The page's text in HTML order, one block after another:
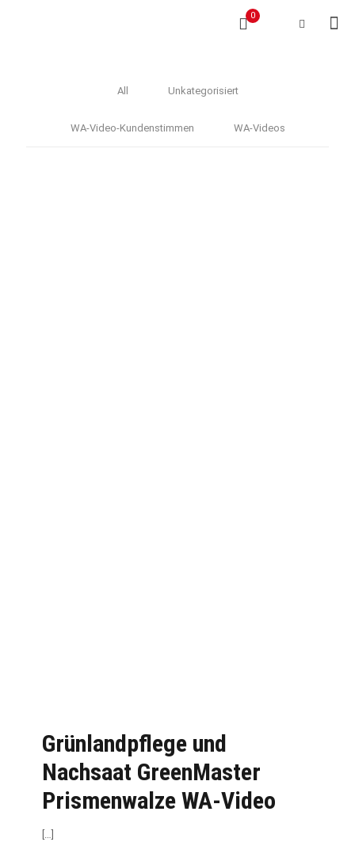
0
All Unkategorisiert
WA-Video-Kundenstimmen WA-Videos
Grünlandpflege und
Nachsaat GreenMaster
Prismenwalze WA-Video
[…]